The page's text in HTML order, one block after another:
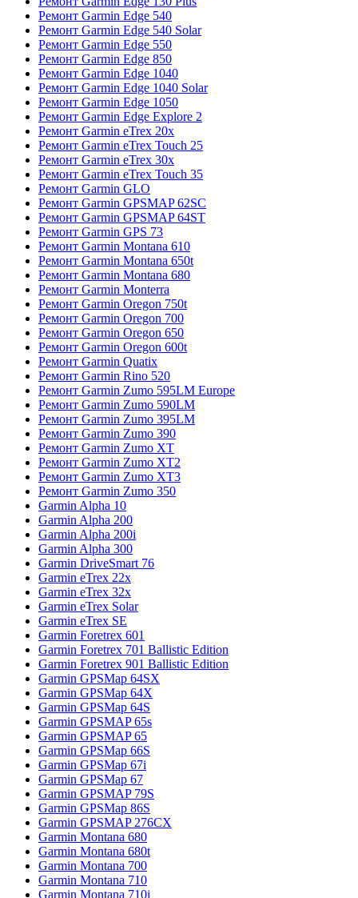
Ремонт Garmin Edge 540
Ремонт Garmin Edge 540 Solar
Ремонт Garmin Edge 550
Ремонт Garmin Edge 850
Ремонт Garmin Edge 1040
Ремонт Garmin Edge 1040 Solar
Ремонт Garmin Edge 1050
Ремонт Garmin Edge Explore 2
Ремонт Garmin eTrex 20x
Ремонт Garmin eTrex Touch 25
Ремонт Garmin eTrex 30x
Ремонт Garmin eTrex Touch 35
Ремонт Garmin GLO
Ремонт Garmin GPSMAP 62SC
Ремонт Garmin GPSMAP 64ST
Ремонт Garmin GPS 73
Ремонт Garmin Montana 610
Ремонт Garmin Montana 650t
Ремонт Garmin Montana 680
Ремонт Garmin Monterra
Ремонт Garmin Oregon 750t
Ремонт Garmin Oregon 700
Ремонт Garmin Oregon 650
Ремонт Garmin Oregon 600t
Ремонт Garmin Quatix
Ремонт Garmin Rino 520
Ремонт Garmin Zumo 595LM Europe
Ремонт Garmin Zumo 590LM
Ремонт Garmin Zumo 395LM
Ремонт Garmin Zumo 390
Ремонт Garmin Zumo XT
Ремонт Garmin Zumo XT2
Ремонт Garmin Zumo XT3
Ремонт Garmin Zumo 350
Garmin Alpha 10
Garmin Alpha 200
Garmin Alpha 200i
Garmin Alpha 300
Garmin DriveSmart 76
Garmin eTrex 22x
Garmin eTrex 32x
Garmin eTrex Solar
Garmin eTrex SE
Garmin Foretrex 601
Garmin Foretrex 701 Ballistic Edition
Garmin Foretrex 901 Ballistic Edition
Garmin GPSMap 64SX
Garmin GPSMap 64X
Garmin GPSMap 64S
Garmin GPSMAP 65s
Garmin GPSMAP 65
Garmin GPSMap 66S
Garmin GPSMap 67i
Garmin GPSMap 67
Garmin GPSMAP 79S
Garmin GPSMap 86S
Garmin GPSMAP 276CX
Garmin Montana 680
Garmin Montana 680t
Garmin Montana 700
Garmin Montana 710
Garmin Montana 710i